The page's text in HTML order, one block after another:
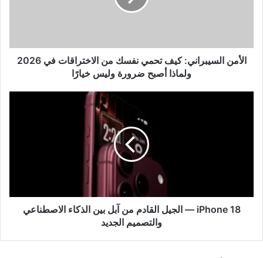
2026
ولماذا
وليس
الأمن السيبراني: كيف تحمي نفسك من الاختراقات في 2026
ولماذا أصبح ضرورة وليس خيارًا
الذكاء
الاصطناعي
iPhone 18 — الجيل القادم من آبل بين الذكاء الاصطناعي
والتصميم الجديد